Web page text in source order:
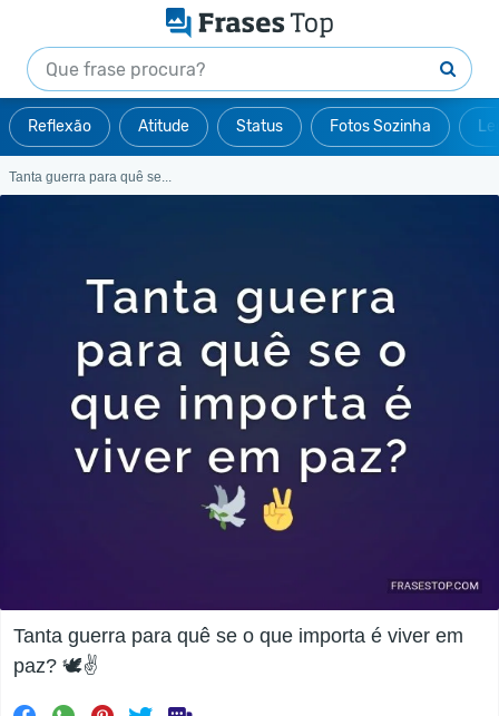
Reflexão Atitude Status Fotos Sozinha
Tanta guerra para quê se...
Tanta guerra para quê se o que importa é viver em
paz? 🕊️✌️